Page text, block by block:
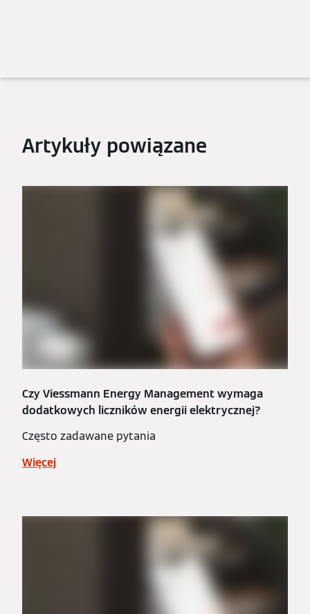
Artykuły powiązane
Czy Viessmann Energy Management wymaga
dodatkowych liczników energii elektrycznej?
Często zadawane pytania
Więcej